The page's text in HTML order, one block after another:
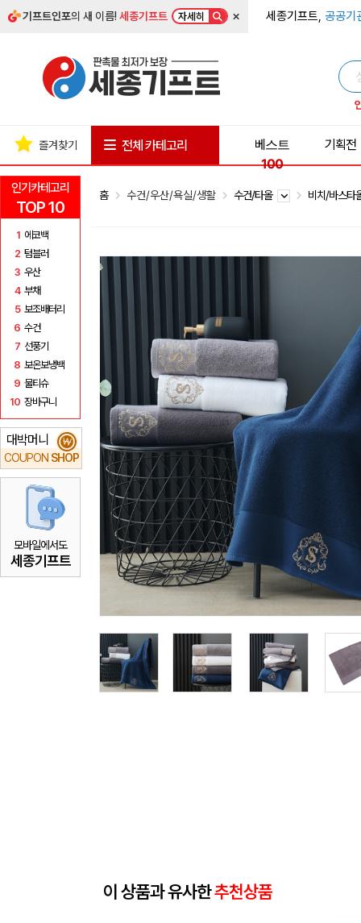
기프트인포의 새 이름!세종기프트 자세히 × 세종기프트, 공공기
인기카테고리
TOP 10
1 에코백
2 텀블러
3 우산
4 부채
5 보조배터리
6 수건
7 선풍기
8 보온보냉백
9 물티슈
10 장바구니
대박머니
COUPON SHOP
₩
모바일에서도
세종기프트
즐겨찾기 전체 카테고리
베스트
100
기획전
홈 수건/우산/욕실/생활 수건/타올 비치/바스
이 상품과 유사한추천상품